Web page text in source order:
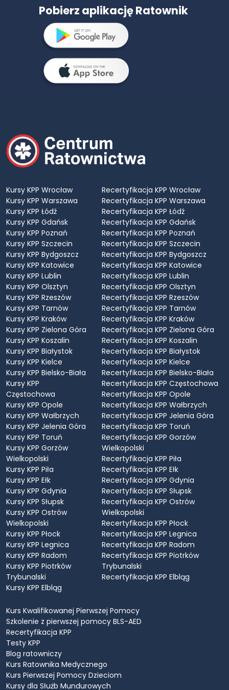
Pobierz aplikację Ratownik
Kursy KPP Wrocław
Kursy KPP Warszawa
Kursy KPP Łódź
Kursy KPP Gdańsk
Kursy KPP Poznań
Kursy KPP Szczecin
Kursy KPP Bydgoszcz
Kursy KPP Katowice
Kursy KPP Lublin
Kursy KPP Olsztyn
Kursy KPP Rzeszów
Kursy KPP Tarnów
Kursy KPP Kraków
Kursy KPP Zielona Góra
Kursy KPP Koszalin
Kursy KPP Białystok
Kursy KPP Kielce
Kursy KPP Bielsko-Biała
Kursy KPP
Częstochowa
Kursy KPP Opole
Kursy KPP Wałbrzych
Kursy KPP Jelenia Góra
Kursy KPP Toruń
Kursy KPP Gorzów
Wielkopolski
Kursy KPP Piła
Kursy KPP Ełk
Kursy KPP Gdynia
Kursy KPP Słupsk
Kursy KPP Ostrów
Wielkopolski
Kursy KPP Płock
Kursy KPP Legnica
Kursy KPP Radom
Kursy KPP Piotrków
Trybunalski
Kursy KPP Elbląg
Recertyfikacja KPP Wrocław
Recertyfikacja KPP Warszawa
Recertyfikacja KPP Łódź
Recertyfikacja KPP Gdańsk
Recertyfikacja KPP Poznań
Recertyfikacja KPP Szczecin
Recertyfikacja KPP Bydgoszcz
Recertyfikacja KPP Katowice
Recertyfikacja KPP Lublin
Recertyfikacja KPP Olsztyn
Recertyfikacja KPP Rzeszów
Recertyfikacja KPP Tarnów
Recertyfikacja KPP Kraków
Recertyfikacja KPP Zielona Góra
Recertyfikacja KPP Koszalin
Recertyfikacja KPP Białystok
Recertyfikacja KPP Kielce
Recertyfikacja KPP Bielsko-Biała
Recertyfikacja KPP Częstochowa
Recertyfikacja KPP Opole
Recertyfikacja KPP Wałbrzych
Recertyfikacja KPP Jelenia Góra
Recertyfikacja KPP Toruń
Recertyfikacja KPP Gorzów
Wielkopolski
Recertyfikacja KPP Piła
Recertyfikacja KPP Ełk
Recertyfikacja KPP Gdynia
Recertyfikacja KPP Słupsk
Recertyfikacja KPP Ostrów
Wielkopolski
Recertyfikacja KPP Płock
Recertyfikacja KPP Legnica
Recertyfikacja KPP Radom
Recertyfikacja KPP Piotrków
Trybunalski
Recertyfikacja KPP Elbląg
Kurs Kwalifikowanej Pierwszej Pomocy
Szkolenie z pierwszej pomocy BLS-AED
Recertyfikacja KPP
Testy KPP
Blog ratowniczy
Kurs Ratownika Medycznego
Kurs Pierwszej Pomocy Dzieciom
Kursy dla Służb Mundurowych